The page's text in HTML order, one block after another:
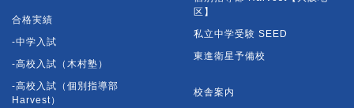
合格実績
-中学入試
-高校入試（木村塾）
-高校入試（個別指導部
Harvest）
区】
私立中学受験 SEED
東進衛星予備校
校舎案内